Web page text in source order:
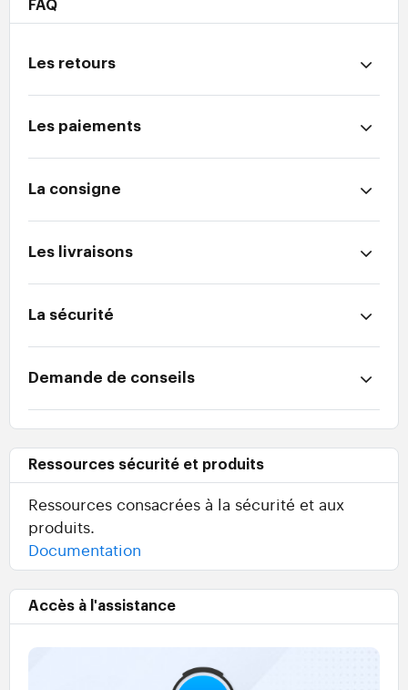
FAQ
Les retours
Les paiements
La consigne
Les livraisons
La sécurité
Demande de conseils
Ressources sécurité et produits
Ressources consacrées à la sécurité et aux
produits.
Documentation
Accès à l'assistance